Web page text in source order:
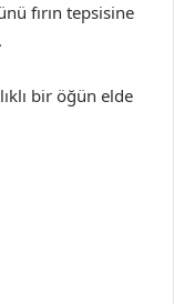
fırın tepsisine
bir öğün elde